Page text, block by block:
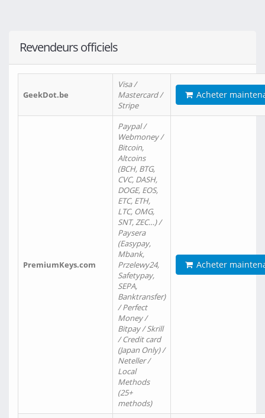
Revendeurs officiels
GeekDot.be
Visa /
Mastercard /
Stripe
Acheter
PremiumKeys.com
Paypal /
Webmoney /
Bitcoin,
Altcoins
(BCH, BTG,
CVC, DASH,
DOGE, EOS,
ETC, ETH,
LTC, OMG,
SNT, ZEC…) /
Paysera
(Easypay,
Mbank,
Przelewy24,
Safetypay,
SEPA,
Banktransfer)
/ Perfect
Money /
Bitpay / Skrill
/ Credit card
(Japan Only) /
Neteller /
Local
Methods
(25+
methods)
Acheter